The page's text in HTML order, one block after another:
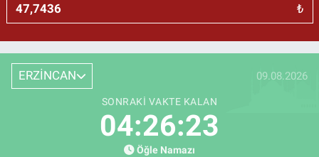
₺
ERZİNCAN 09.08.2026
SONRAKI VAKTE KALAN
04:26:22
Öğle Namazı